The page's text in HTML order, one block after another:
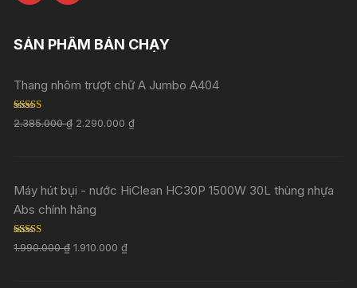
SẢN PHẨM BÁN CHẠY
Thang nhôm trượt chữ A Jumbo A404
Rated 5.00
out of 5
2.385.000₫ 2.290.000₫
Máy hút bụi - nước HiClean HC30P 1500W 30L thùng nhựa
Abs chính hãng
Rated 5.00
out of 5
1.990.000₫ 1.910.000₫